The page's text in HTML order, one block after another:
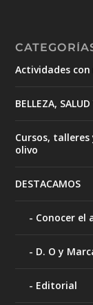
Actividades
BELLEZA,
Cursos,
olivo
DESTACAMOS
Conocer el
D. O y
Editorial